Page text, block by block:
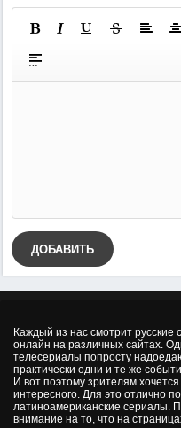
ДОБАВИТЬ
Каждый из нас смотрит русские
онлайн на различных сайтах.
телесериалы попросту
практически одни и те же
И вот поэтому зрителям
интересного. Для это отлично
латиноамериканские сериалы.
внимание на то, что на